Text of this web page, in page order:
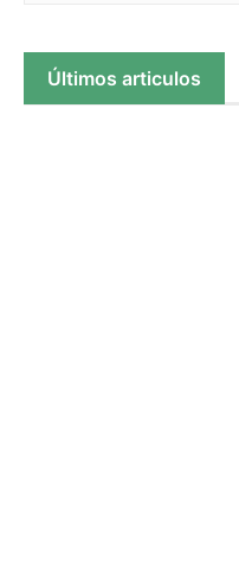
Últimos articulos